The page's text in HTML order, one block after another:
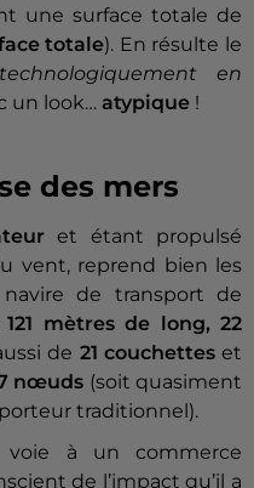
une surface totale de
totale). En résulte le
en
un look… atypique !
des mers
et étant propulsé
vent, reprend bien les
de transport de
121 mètres de long, 22
de 21 couchetteset
nœuds (soit quasiment
traditionnel).
à un commerce
de l’impact qu’il a